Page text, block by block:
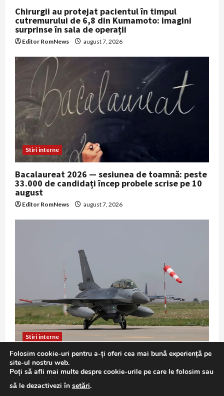
Chirurgii au protejat pacientul în timpul
cutremurului de 6,8 din Kumamoto: imagini
surprinse în sala de operații
Editor RomNews august 7, 2026
Stiri interne
Bacalaureat 2026 — sesiunea de toamnă: peste
33.000 de candidați încep probele scrise pe 10
august
Editor RomNews august 7, 2026
Stiri interne
F-16 în misiune de Poliție Aeriană: exercițiu
demonstrativ la Baza 86 Borcea
Editor RomNews august 7, 2026
Folosim cookie-uri pentru a-ți oferi cea mai bună experiență pe
site-ul nostru web.
Poți să afli mai multe despre cookie-urile pe care le folosim sau
să le dezactivezi în setări.